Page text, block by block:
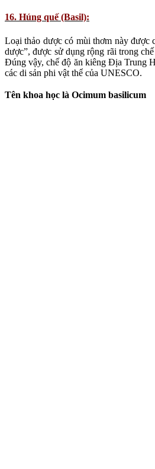
16. Húng quế (Basil):
Loại thảo dược có mùi thơm này được
dược”, được sử dụng rộng rãi trong
Đúng vậy, chế độ ăn kiêng Địa Trung
các di sản phi vật thể của UNESCO.
Tên khoa học là Ocimum basilicum